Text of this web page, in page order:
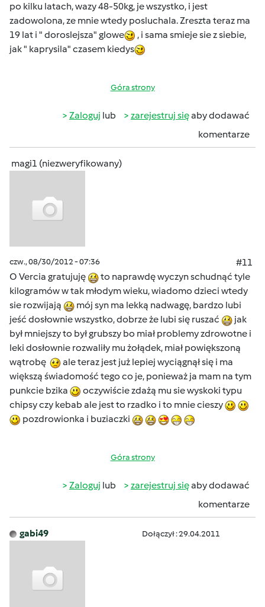
po kilku latach, wazy 48-50kg, je wszystko, i jest
zadowolona, ze mnie wtedy posluchala. Zreszta teraz ma
19 lat i " doroslejsza" glowe
, i sama smieje sie z siebie,
jak " kaprysila" czasem kiedys
Góra strony
Zaloguj lub zarejestruj sięaby dodawać
komentarze
magi1 (niezweryfikowany)
czw., 08/30/2012 - 07:36
#11
O Vercia gratujuję
to naprawdę wyczyn schudnąć tyle
kilogramów w tak młodym wieku, wiadomo dzieci wtedy
sie rozwijają
mój syn ma lekką nadwagę, bardzo lubi
jeść dosłownie wszystko, dobrze że lubi się ruszać
jak
był mniejszy to był grubszy bo miał problemy zdrowotne i
leki dosłownie rozwaliły mu żołądek, miał powiększoną
wątrobę
ale teraz jest już lepiej wyciągnął się i ma
większą świadomość tego co je, ponieważ ja mam na tym
punkcie bzika
oczywiście zdażą mu sie wyskoki typu
chipsy czy kebab ale jest to rzadko i to mnie cieszy
pozdrowionka i buziaczki
Góra strony
Zaloguj lub zarejestruj sięaby dodawać
komentarze
gabi49 Dołączył : 29.04.2011